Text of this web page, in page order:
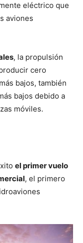
eléctrico que
aviones
, la propulsión
cero
bajos, también
bajos debido a
móviles.
el primer vuelo
, el primero